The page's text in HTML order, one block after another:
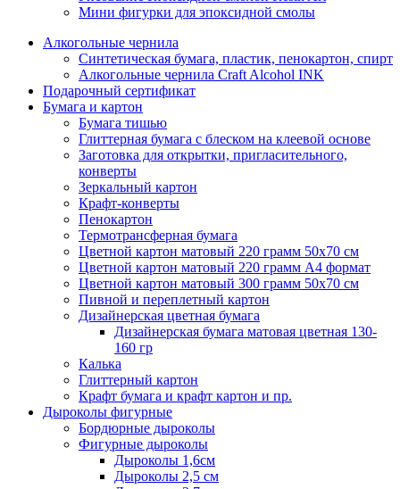
Мини фигурки для эпоксидной смолы
Алкогольные чернила
Синтетическая бумага, пластик, пенокартон, спирт
Алкогольные чернила Craft Alcohol INK
Подарочный сертификат
Бумага и картон
Бумага тишью
Глиттерная бумага с блеском на клеевой основе
Заготовка для открытки, пригласительного,
конверты
Зеркальный картон
Крафт-конверты
Пенокартон
Термотрансферная бумага
Цветной картон матовый 220 грамм 50х70 см
Цветной картон матовый 220 грамм A4 формат
Цветной картон матовый 300 грамм 50х70 см
Пивной и переплетный картон
Дизайнерская цветная бумага
Дизайнерская бумага матовая цветная 130-
160 гр
Калька
Глиттерный картон
Крафт бумага и крафт картон и пр.
Дыроколы фигурные
Бордюрные дыроколы
Фигурные дыроколы
Дыроколы 1,6см
Дыроколы 2,5 см